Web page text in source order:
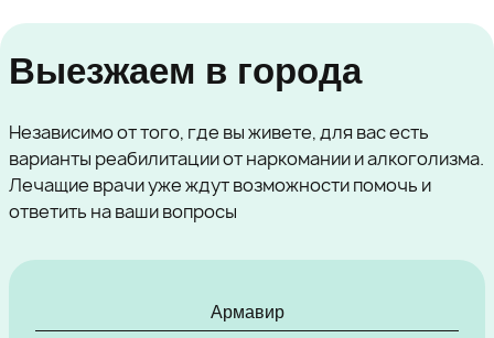
Выезжаем в города
Независимо от того, где вы живете, для вас есть
варианты реабилитации от наркомании и алкоголизма.
Лечащие врачи уже ждут возможности помочь и
ответить на ваши вопросы
Армавир